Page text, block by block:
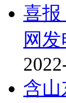
喜报
网
含